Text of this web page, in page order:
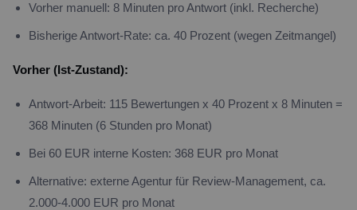
Vorher manuell: 8 Minuten pro Antwort (inkl. Recherche)
Bisherige Antwort-Rate: ca. 40 Prozent (wegen Zeitmangel)
Vorher (Ist-Zustand):
Antwort-Arbeit: 115 Bewertungen x 40 Prozent x 8 Minuten =
368 Minuten (6 Stunden pro Monat)
Bei 60 EUR interne Kosten: 368 EUR pro Monat
Alternative: externe Agentur für Review-Management, ca.
2.000-4.000 EUR pro Monat